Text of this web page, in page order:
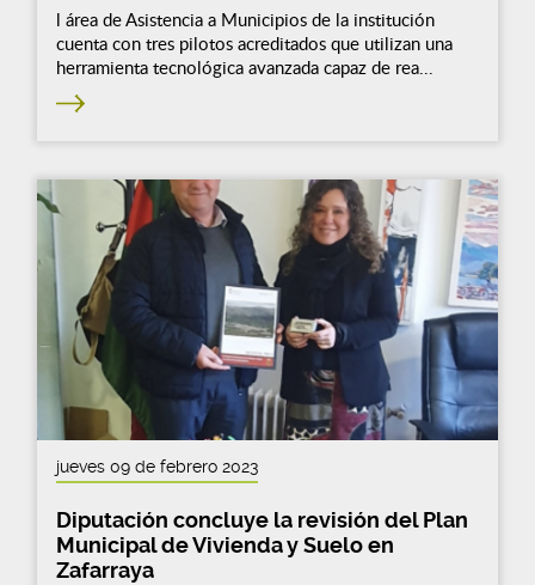
l área de Asistencia a Municipios de la institución
cuenta con tres pilotos acreditados que utilizan una
herramienta tecnológica avanzada capaz de rea...
jueves 09 de febrero 2023
Diputación concluye la revisión del Plan
Municipal de Vivienda y Suelo en
Zafarraya